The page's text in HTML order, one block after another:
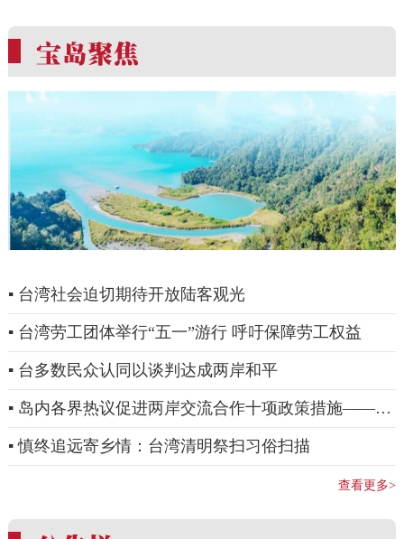
▪ 台湾社会迫切期待开放陆客观光
▪ 台湾劳工团体举行“五一”游行 呼吁保障劳工权益
▪ 台多数民众认同以谈判达成两岸和平
▪ 岛内各界热议促进两岸交流合作十项政策措施——充
分彰显大陆善意，期待利多尽快落地
▪ 慎终追远寄乡情：台湾清明祭扫习俗扫描
查看更多>